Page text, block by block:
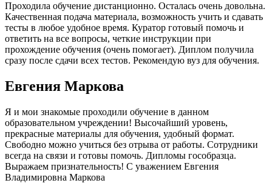
Проходила обучение дистанционно. Осталась очень довольна.
Качественная подача материала, возможность учить и сдавать
тесты в любое удобное время. Куратор готовый помочь и
ответить на все вопросы, четкие инструкции при
прохождение обучения (очень помогает). Диплом получила
сразу после сдачи всех тестов. Рекомендую вуз для обучения.
Евгения Маркова
Я и мои знакомые проходили обучение в данном
образовательном учреждении! Высочайший уровень,
прекрасные материалы для обучения, удобный формат.
Свободно можно учиться без отрыва от работы. Сотрудники
всегда на связи и готовы помочь. Дипломы гособразца.
Выражаем признательность! С уважением Евгения
Владимировна Маркова